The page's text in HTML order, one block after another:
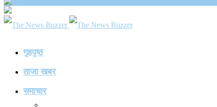
गृहपृष्ठ
ताजा खबर
समाचार